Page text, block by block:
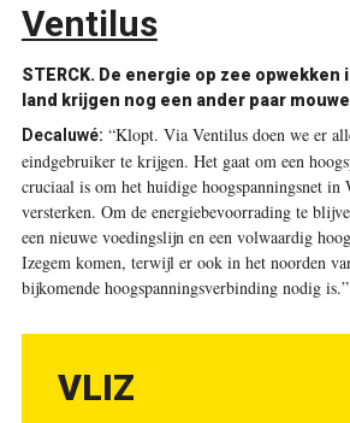
Ventilus
STERCK. De energie op zee opwekken
land krijgen nog een ander paar
Decaluwé: “Klopt. Via Ventilus doen we er
eindgebruiker te krijgen. Het gaat om een
cruciaal is om het huidige hoogspanningsnet in
versterken. Om de energiebevoorrading te
een nieuwe voedingslijn en een volwaardig
Izegem komen, terwijl er ook in het noorden
bijkomende hoogspanningsverbinding nodig is.”
VLIZ